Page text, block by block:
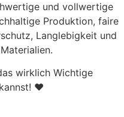
und vollwertige
Produktion, faire
Langlebigkeit und
wirklich Wichtige
♥